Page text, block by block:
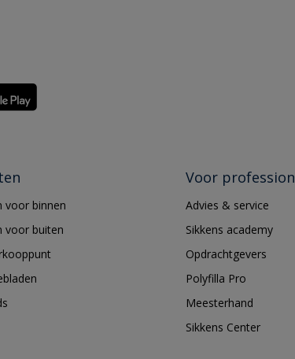
voor binnen
voor buiten
Voor
Advies & service
Sikkens academy
Opdrachtgevers
Polyfilla Pro
Meesterhand
Sikkens Center